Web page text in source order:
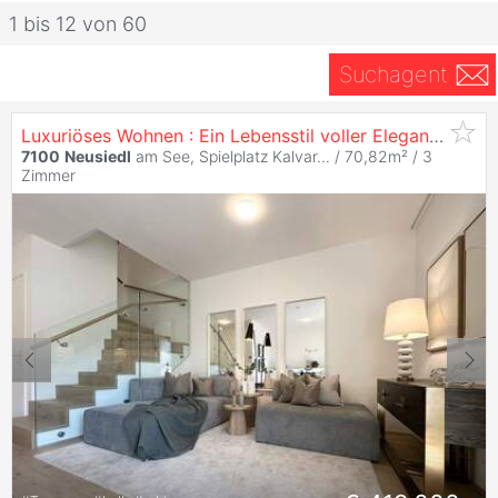
1 bis 12 von 60
Suchagent
Luxuriöses Wohnen : Ein Lebensstil voller Eleganz und Komfort!
7100 Neusiedl am See, Spielplatz Kalvar... / 70,82m² / 3
Zimmer